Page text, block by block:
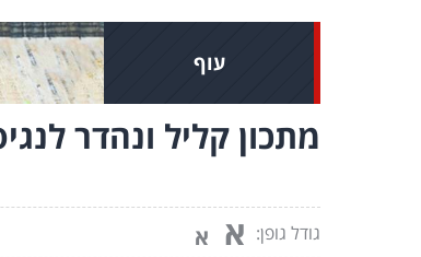
עוף
מתכון קליל ונהדר
גודל גופן: א א